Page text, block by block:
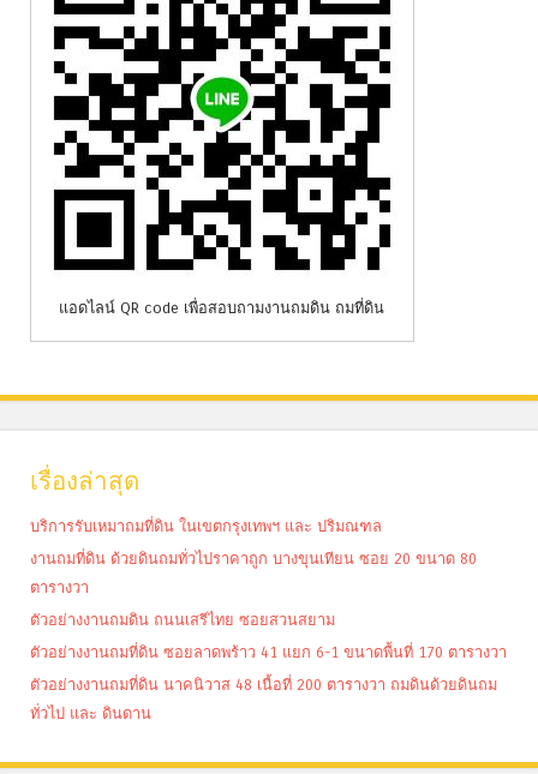
แอดไลน์ QR code เพื่อสอบถามงานถมดิน ถมที่ดิน
เรื่องล่าสุด
บริการรับเหมาถมที่ดิน ในเขตกรุงเทพฯ และ ปริมณฑล
งานถมที่ดิน ด้วยดินถมทั่วไปราคาถูก บางขุนเทียน ซอย 20 ขนาด 80
ตารางวา
ตัวอย่างงานถมดิน ถนนเสรีไทย ซอยสวนสยาม
ตัวอย่างงานถมที่ดิน ซอยลาดพร้าว 41 แยก 6-1 ขนาดพื้นที่ 170 ตารางวา
ตัวอย่างงานถมที่ดิน นาคนิวาส 48 เนื้อที่ 200 ตารางวา ถมดินด้วยดินถม
ทั่วไป และ ดินดาน